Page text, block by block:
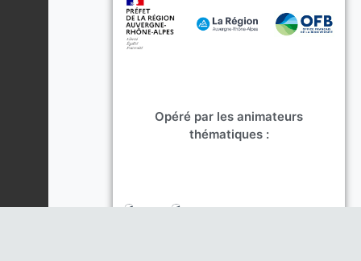
Opéré par les animateurs
thématiques :